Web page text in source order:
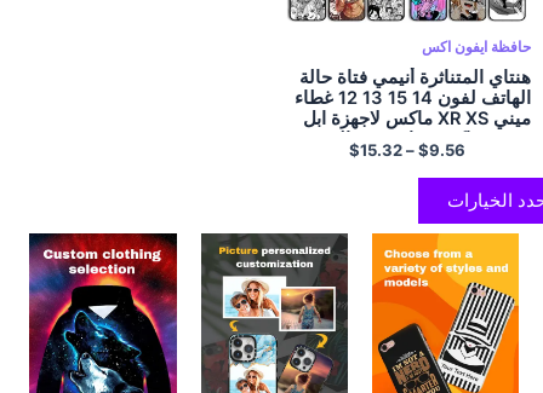
حافظة ايفون اكس
هنتاي المتناثرة أنيمي فتاة حالة
الهاتف لفون 14 15 13 12 غطاء
ميني XR XS ماكس لاجهزة ابل
11 برو ماكس 6 اس 8 7 المزيد
من حالات SE2020
$9.56
–
$15.32
الخيارات